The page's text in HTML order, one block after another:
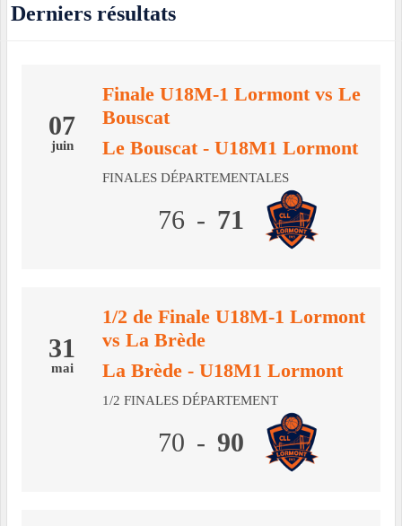
Derniers résultats
07
juin
Finale U18M-1 Lormont vs Le
Bouscat
Le Bouscat- U18M1 Lormont
FINALES DÉPARTEMENTALES
76 - 71
31
mai
1/2 de Finale U18M-1 Lormont
vs La Brède
La Brède - U18M1 Lormont
1/2 FINALES DÉPARTEMENT
70 - 90